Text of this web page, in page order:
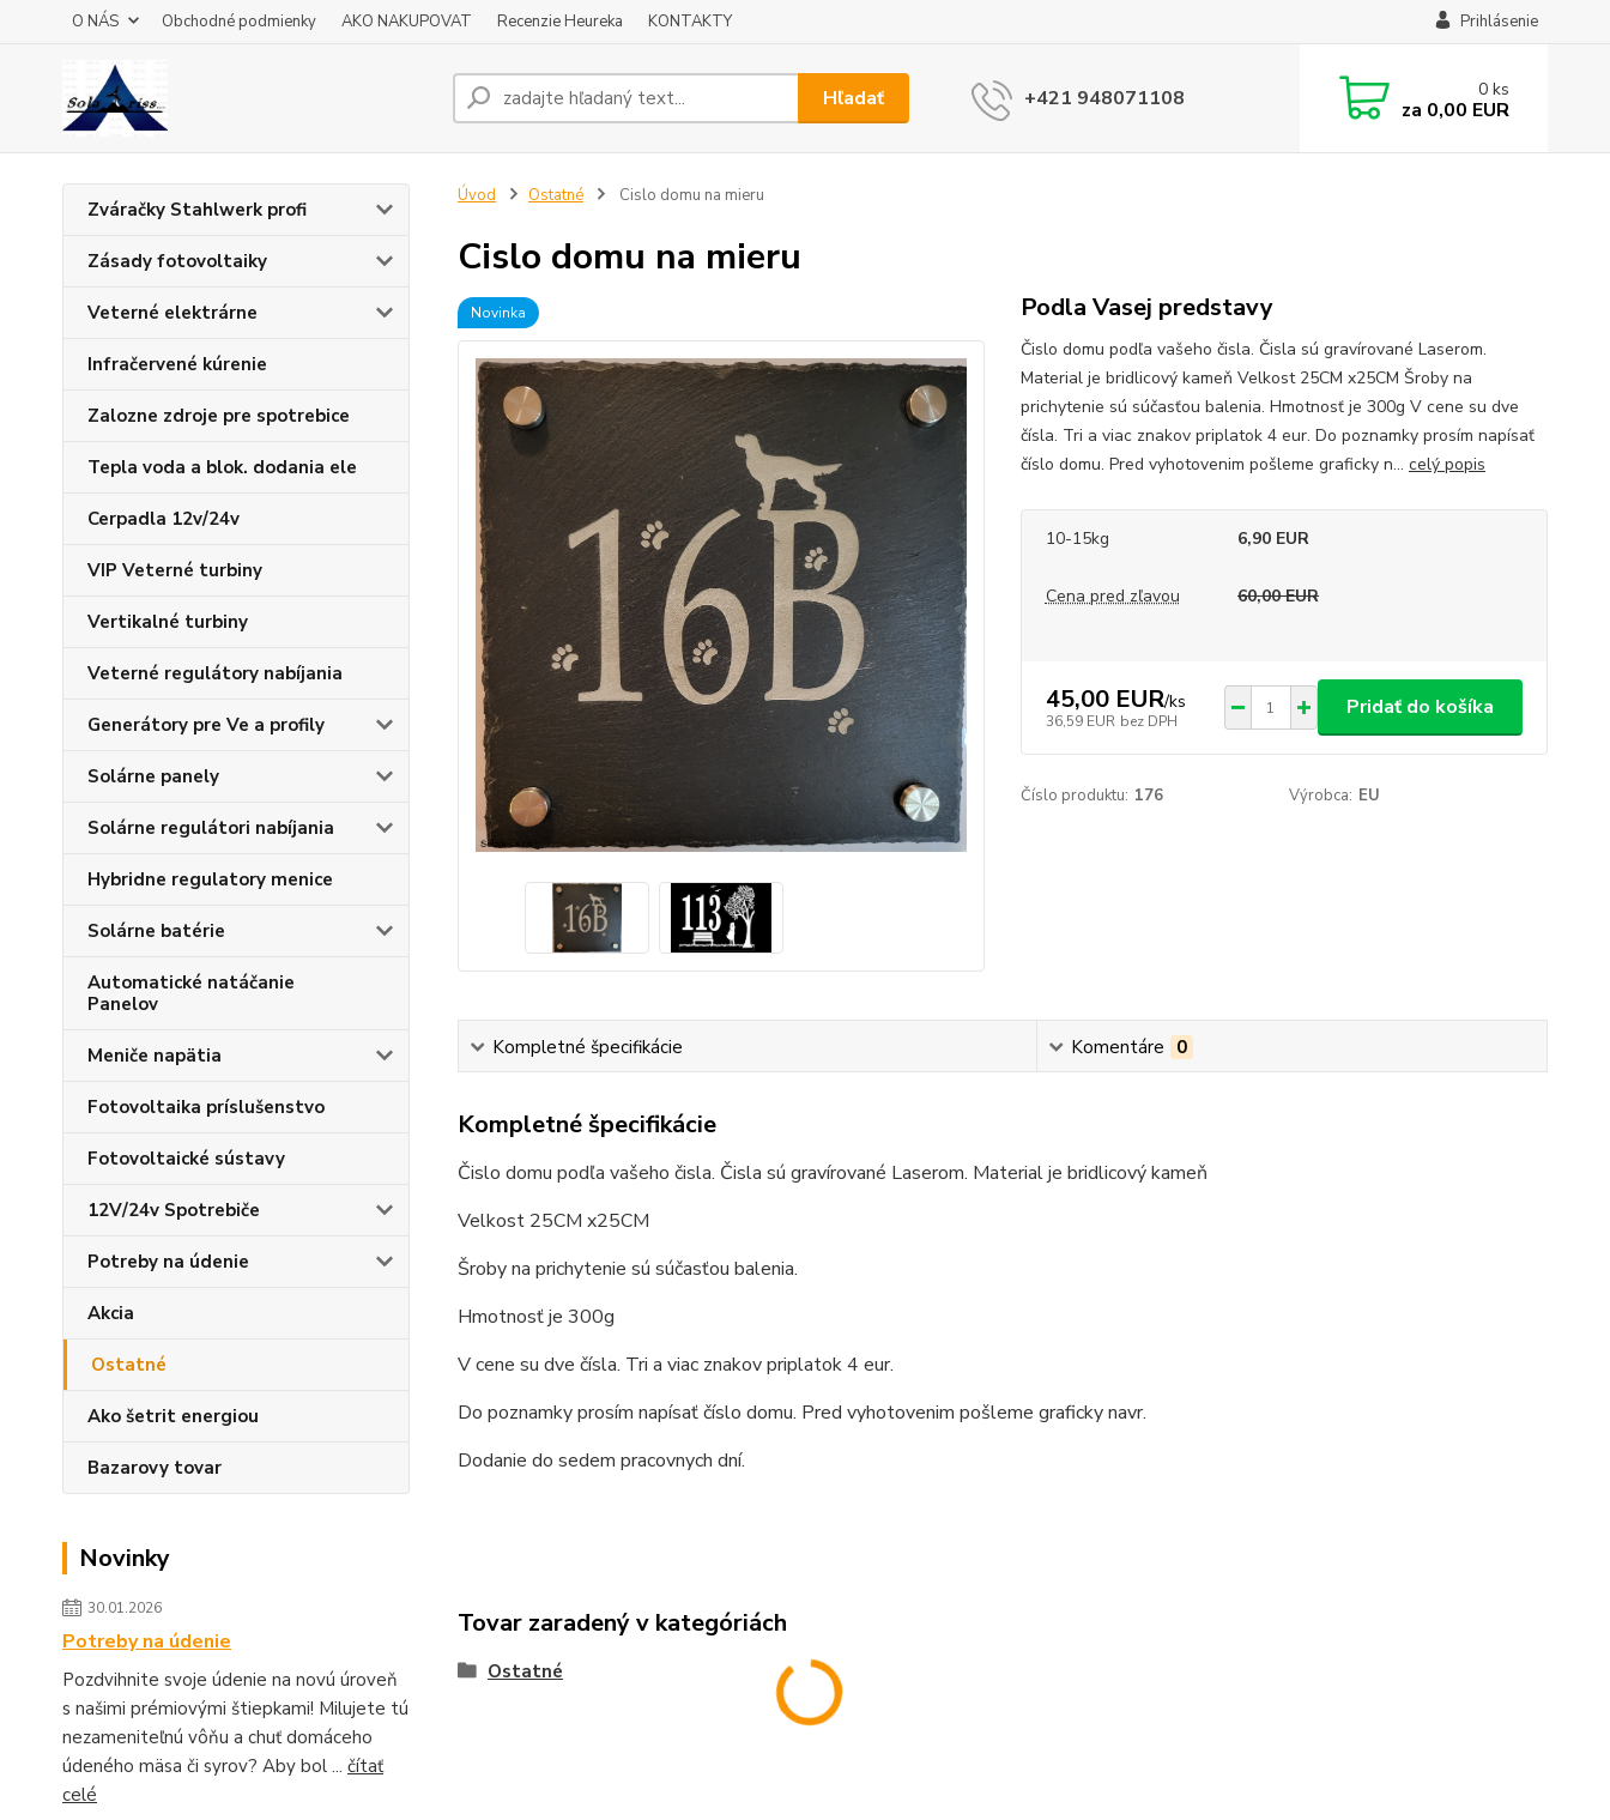
O NÁS Obchodné podmienky AKO NAKUPOVAT Recenzie Heureka KONTAKTY Prihlásenie
Hľadať +421 948071108 0 ks
za 0,00 EUR
Zváračky Stahlwerk profi
Zásady fotovoltaiky
Veterné elektrárne
Infračervené kúrenie
Zalozne zdroje pre spotrebice
Tepla voda a blok. dodania ele
Cerpadla 12v/24v
VIP Veterné turbiny
Vertikalné turbiny
Veterné regulátory nabíjania
Generátory pre Ve a profily
Solárne panely
Solárne regulátori nabíjania
Hybridne regulatory menice
Solárne batérie
Automatické natáčanie
Panelov
Meniče napätia
Fotovoltaika príslušenstvo
Fotovoltaické sústavy
12V/24v Spotrebiče
Potreby na údenie
Akcia
Ostatné
Ako šetrit energiou
Bazarovy tovar
Novinky
30.01.2026
Potreby na údenie
Pozdvihnite svoje údenie na novú úroveň
s našimi prémiovými štiepkami! Milujete tú
nezameniteľnú vôňu a chuť domáceho
údeného mäsa či syrov? Aby bol ... čítať
celé
Úvod Ostatné Cislo domu na mieru
Cislo domu na mieru
Novinka Podla Vasej predstavy
Čislo domu podľa vašeho čisla. Čisla sú gravírované Laserom.
Material je bridlicový kameň Velkost 25CM x25CM Šroby na
prichytenie sú súčasťou balenia. Hmotnosť je 300g V cene su dve
čísla. Tri a viac znakov priplatok 4 eur. Do poznamky prosím napísať
číslo domu. Pred vyhotovenim pošleme graficky n... celý popis
10-15kg 6,90 EUR
Cena pred zľavou 60,00 EUR
45,00 EUR/ks
36,59 EUR bez DPH
Pridať do košíka
Číslo produktu: 176 Výrobca: EU
Kompletné špecifikácie Komentáre 0
Kompletné špecifikácie
Čislo domu podľa vašeho čisla. Čisla sú gravírované Laserom. Material je bridlicový kameň
Velkost 25CM x25CM
Šroby na prichytenie sú súčasťou balenia.
Hmotnosť je 300g
V cene su dve čísla. Tri a viac znakov priplatok 4 eur.
Do poznamky prosím napísať číslo domu. Pred vyhotovenim pošleme graficky navr.
Dodanie do sedem pracovnych dní.
Tovar zaradený v kategóriách
Ostatné